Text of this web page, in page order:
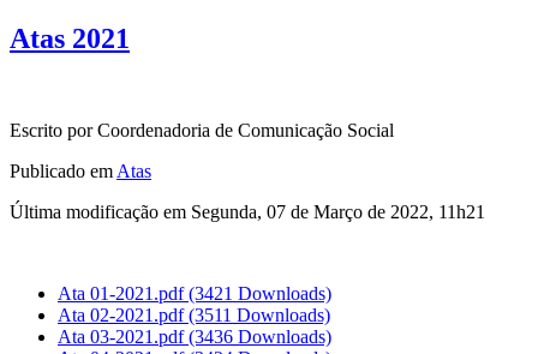
Atas 2021
Escrito por Coordenadoria de Comunicação Social
Publicado em Atas
Última modificação em Segunda, 07 de Março de 2022, 11h21
Ata 01-2021.pdf(3421 Downloads)
Ata 02-2021.pdf(3511 Downloads)
Ata 03-2021.pdf(3436 Downloads)